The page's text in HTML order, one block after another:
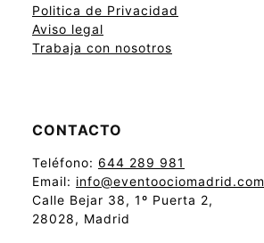
Politica de Privacidad
Aviso legal
Trabaja con nosotros
CONTACTO
Teléfono: 644 289 981
Email: info@eventoociomadrid.com
Calle Bejar 38, 1º Puerta 2,
28028, Madrid